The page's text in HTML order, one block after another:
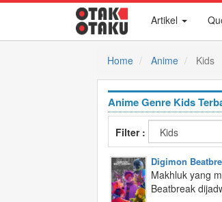
Artikel
Home Anime Kids
Anime Genre Kids
Filter :
Digimon
Makhluk yang
Beatbreak